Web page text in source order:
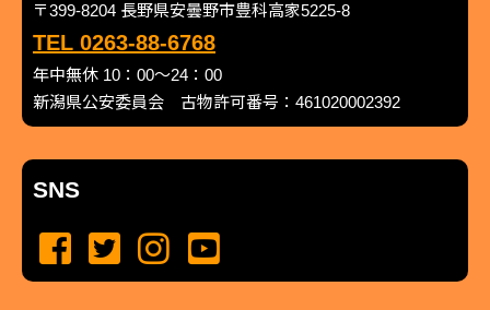
〒399-8204 長野県安曇野市豊科高家5225-8
TEL 0263-88-6768
年中無休 10：00～24：00
新潟県公安委員会 古物許可番号：461020002392
SNS